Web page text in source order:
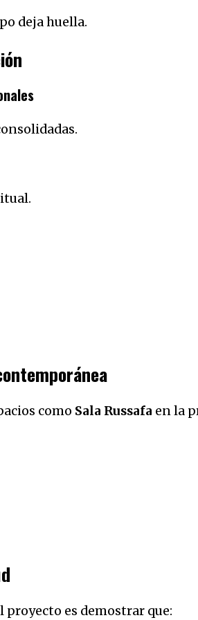
deja huella.
como Sala Russafa en la
proyecto es demostrar que: